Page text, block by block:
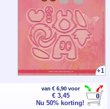
+1
van € 6,90 voor
€ 3,45
Nu 50% korting!